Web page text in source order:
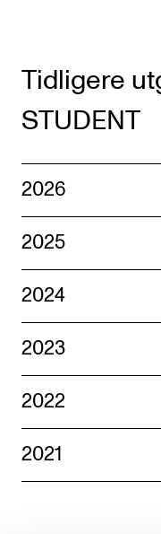
Tidligere
STUDENT
2026
2025
2024
2023
2022
2021